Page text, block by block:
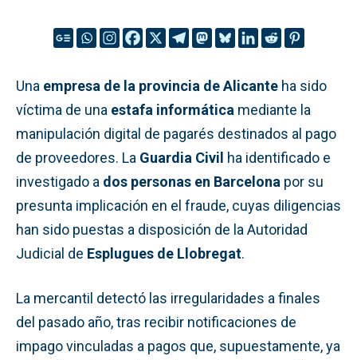
Una empresa de la provincia de Alicante ha sido
víctima de una estafa informática mediante la
manipulación digital de pagarés destinados al pago
de proveedores. La Guardia Civil ha identificado e
investigado a dos personas en Barcelona por su
presunta implicación en el fraude, cuyas diligencias
han sido puestas a disposición de la Autoridad
Judicial de Esplugues de Llobregat.
La mercantil detectó las irregularidades a finales
del pasado año, tras recibir notificaciones de
impago vinculadas a pagos que, supuestamente, ya